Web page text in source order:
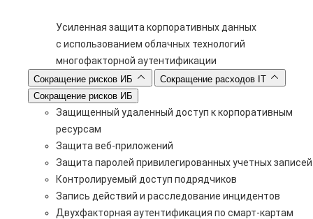
Усиленная защита корпоративных данных
с использованием облачных технологий
многофакторной аутентификации
Сокращение рисков ИБ
Сокращение расходов IT
Сокращение рисков ИБ
Защищенный удаленный доступ к корпоративным
ресурсам
Защита веб-приложений
Защита паролей привилегированных учетных записей
Контролируемый доступ подрядчиков
Запись действий и расследование инцидентов
Двухфакторная аутентификация по смарт-картам